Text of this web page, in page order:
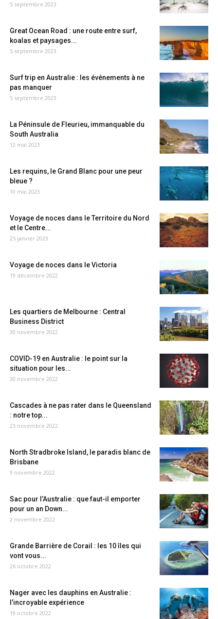
5 septembre 2023
Great Ocean Road : une route entre surf,
koalas et paysages...
5 septembre 2023
Surf trip en Australie : les événements à ne
pas manquer
5 septembre 2023
La Péninsule de Fleurieu, immanquable du
South Australia
12 mai 2023
Les requins, le Grand Blanc pour une peur
bleue ?
10 mai 2023
Voyage de noces dans le Territoire du Nord
et le Centre...
25 janvier 2023
Voyage de noces dans le Victoria
19 décembre 2022
Les quartiers de Melbourne : Central
Business District
30 novembre 2022
COVID-19 en Australie : le point sur la
situation pour les...
30 novembre 2022
Cascades à ne pas rater dans le Queensland
: notre top...
23 novembre 2022
North Stradbroke Island, le paradis blanc de
Brisbane
9 novembre 2022
Sac pour l’Australie : que faut-il emporter
pour un an Down...
2 novembre 2022
Grande Barrière de Corail : les 10 îles qui
vont vous...
26 octobre 2022
Nager avec les dauphins en Australie :
l’incroyable expérience
19 octobre 2022